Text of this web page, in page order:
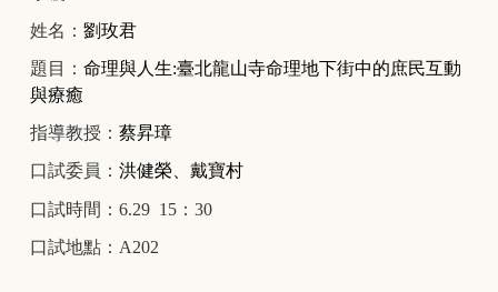
姓名： 劉玫君
題目： 命理與人生:臺北龍山寺命理地下街中的庶民互動
與療癒
指導教授： 蔡昇璋
口試委員： 洪健榮、戴寶村
口試時間：6.29 15：30
口試地點：A202